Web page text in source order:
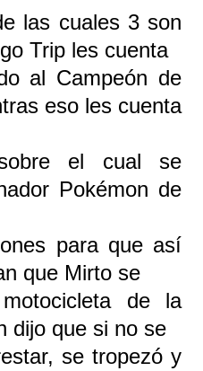
las cuales 3 son
Trip les cuenta
al Campeón de
eso les cuenta
el cual se
Pokémon de
para que así
que Mirto se
de la
dijo que si no se
se tropezó y